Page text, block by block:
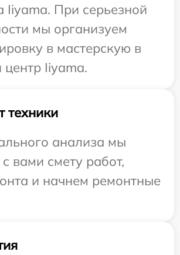
Iiyama. При серьезной
мы организуем
в мастерскую в
центр Iiyama.
техники
анализа мы
вами смету работ,
и начнем ремонтные